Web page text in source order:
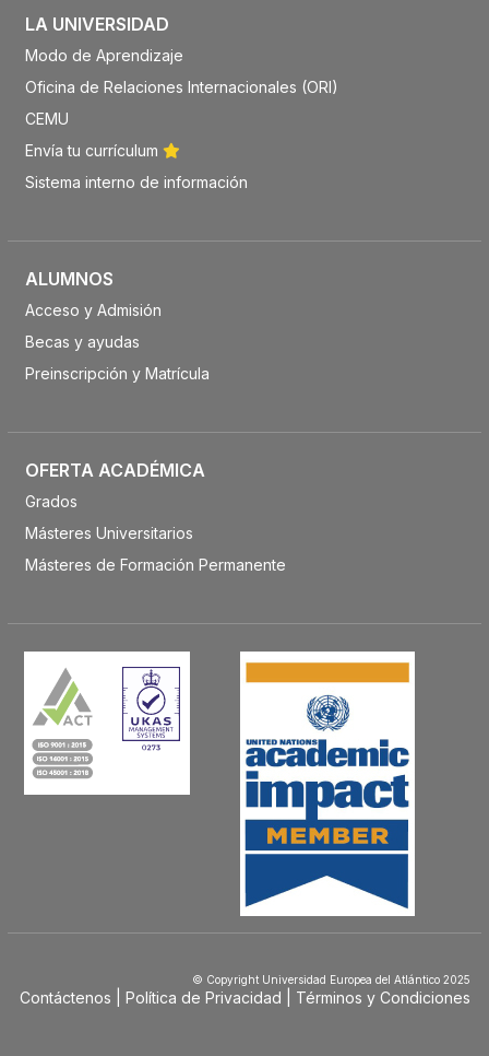
LA UNIVERSIDAD
Modo de Aprendizaje
Oficina de Relaciones Internacionales (ORI)
CEMU
Envía tu currículum
Sistema interno de información
ALUMNOS
Acceso y Admisión
Becas y ayudas
Preinscripción y Matrícula
OFERTA ACADÉMICA
Grados
Másteres Universitarios
Másteres de Formación Permanente
© Copyright Universidad Europea del Atlántico 2025
Contáctenos Política de Privacidad Términos y Condiciones